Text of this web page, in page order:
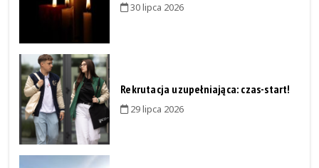
30 lipca 2026
Rekrutacja uzupełniająca: czas-start!
29 lipca 2026